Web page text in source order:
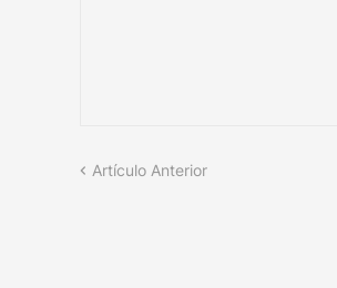
Artículo Anterior